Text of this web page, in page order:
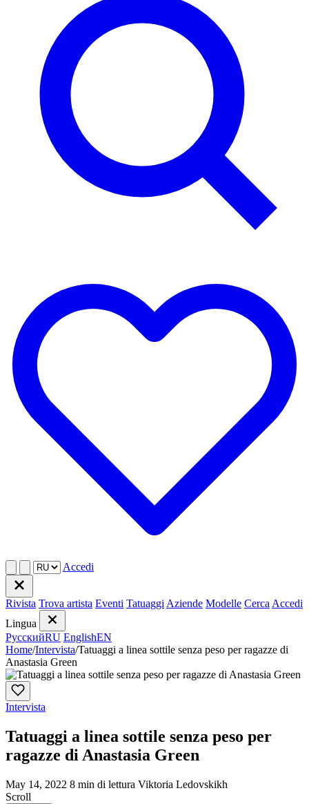
Accedi
Rivista Trova artista Eventi Tatuaggi Aziende Modelle Cerca Accedi
Lingua
РусскийRU EnglishEN
Home/Intervista/Tatuaggi a linea sottile senza peso per ragazze di
Anastasia Green
Intervista
Tatuaggi a linea sottile senza peso per
ragazze di Anastasia Green
May 14, 2022 8 min di lettura Viktoria Ledovskikh
Scroll